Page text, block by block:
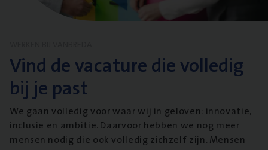
Vind de vacature die volledig
bij je past
We gaan volledig voor waar wij in geloven: innovatie,
inclusie en ambitie. Daarvoor hebben we nog meer
mensen nodig die ook volledig zichzelf zijn. Mensen